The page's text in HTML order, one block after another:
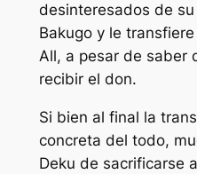
desinteresados ​​de
Bakugo y le
All, a pesar de saber
recibir el don.
Si bien al final la
concreta del todo,
Deku de sacrificarse